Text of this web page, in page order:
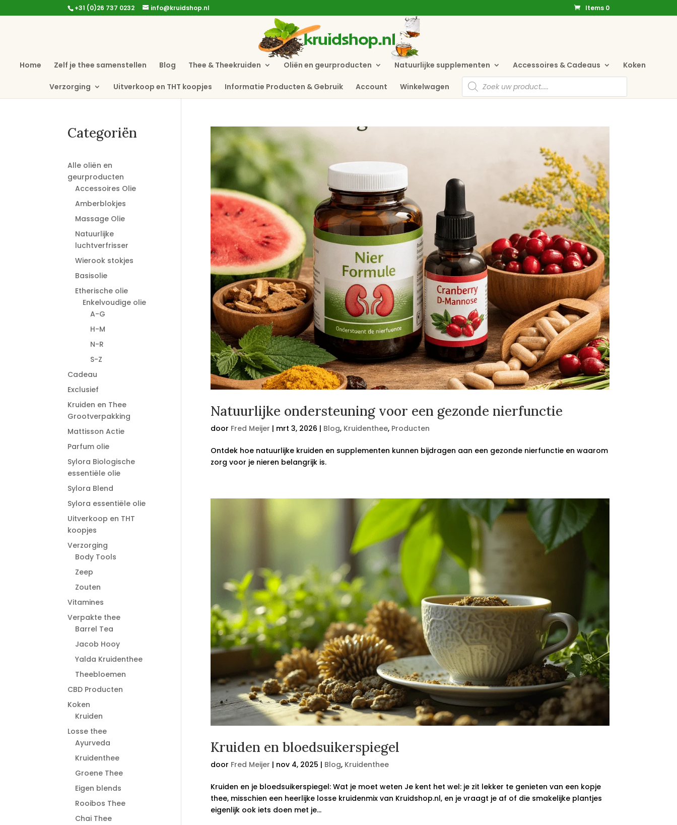
+31 (0)26 737 0232 info@kruidshop.nl Items 0
Home Zelf je thee samenstellen Blog Thee & Theekruiden Oliën en geurproducten Natuurlijke supplementen Accessoires & Cadeaus Koken
Verzorging Uitverkoop en THT koopjes Informatie Producten & Gebruik Account Winkelwagen
Producten
zoeken
Natuurlijke ondersteuning voor een gezonde nierfunctie
door Fred Meijer | mrt 3, 2026 | Blog, Kruidenthee, Producten
Ontdek hoe natuurlijke kruiden en supplementen kunnen bijdragen aan een gezonde nierfunctie en waarom
zorg voor je nieren belangrijk is.
Kruiden en bloedsuikerspiegel
door Fred Meijer | nov 4, 2025 | Blog, Kruidenthee
Kruiden en je bloedsuikerspiegel: Wat je moet weten Je kent het wel: je zit lekker te genieten van een kopje
thee, misschien een heerlijke losse kruidenmix van Kruidshop.nl, en je vraagt je af of die smakelijke plantjes
eigenlijk ook iets doen met je...
Categoriën
Alle oliën en
geurproducten
Accessoires Olie
Amberblokjes
Massage Olie
Natuurlijke
luchtverfrisser
Wierook stokjes
Basisolie
Etherische olie
Enkelvoudige olie
A-G
H-M
N-R
S-Z
Cadeau
Exclusief
Kruiden en Thee
Grootverpakking
Mattisson Actie
Parfum olie
Sylora Biologische
essentiële olie
Sylora Blend
Sylora essentiële olie
Uitverkoop en THT
koopjes
Verzorging
Body Tools
Zeep
Zouten
Vitamines
Verpakte thee
Barrel Tea
Jacob Hooy
Yalda Kruidenthee
Theebloemen
CBD Producten
Koken
Kruiden
Losse thee
Ayurveda
Kruidenthee
Groene Thee
Eigen blends
Rooibos Thee
Chai Thee